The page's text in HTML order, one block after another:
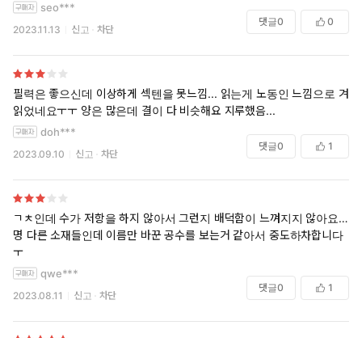
seo***
2023.11.13 신고 차단
댓글0 0
필력은 좋으신데 이상하게 섹텐을 못느낌... 읽는게 노동인 느낌으로 겨우
읽었네요ㅜㅜ 양은 많은데 결이 다 비슷해요 지루했음...
doh***
2023.09.10 신고 차단
댓글0 1
ㄱㅊ인데 수가 저항을 하지 않아서 그런지 배덕함이 느껴지지 않아요…분
명 다른 소재들인데 이름만 바꾼 공수를 보는거 같아서 중도하차합니다
ㅜ
qwe***
2023.08.11 신고 차단
댓글0 1